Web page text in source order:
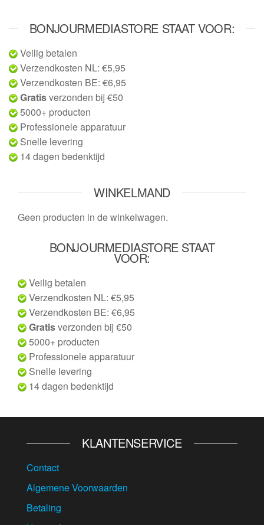
BONJOURMEDIASTORE STAAT VOOR:
Veilig betalen
Verzendkosten NL: €5,95
Verzendkosten BE: €6,95
Gratisverzonden bij €50
5000+ producten
Professionele apparatuur
Snelle levering
14 dagen bedenktijd
WINKELMAND
Geen producten in de winkelwagen.
BONJOURMEDIASTORE STAAT
VOOR:
Veilig betalen
Verzendkosten NL: €5,95
Verzendkosten BE: €6,95
Gratisverzonden bij €50
5000+ producten
Professionele apparatuur
Snelle levering
14 dagen bedenktijd
KLANTENSERVICE
Contact
Algemene Voorwaarden
Betaling